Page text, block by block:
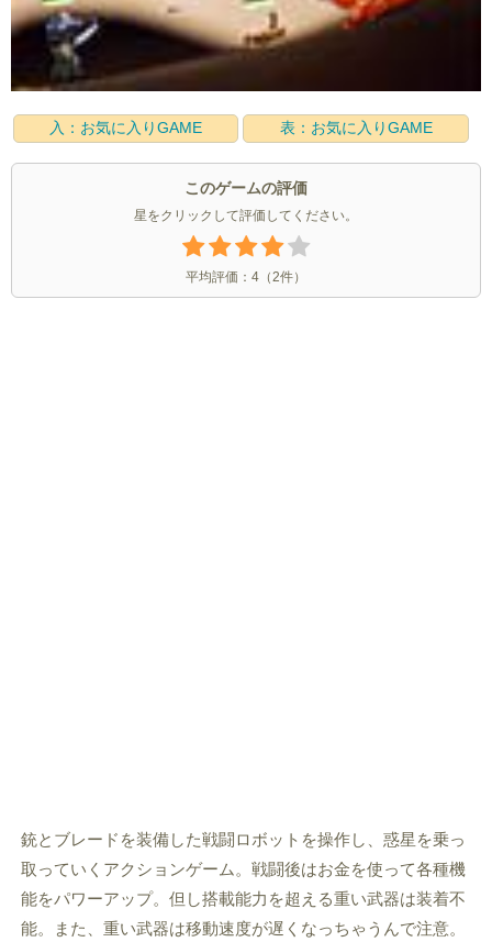
入：お気に入りGAME 表：お気に入りGAME
このゲームの評価
星をクリックして評価してください。
平均評価： 4 （2件）
銃とブレードを装備した戦闘ロボットを操作し、惑星を乗っ
取っていくアクションゲーム。戦闘後はお金を使って各種機
能をパワーアップ。但し搭載能力を超える重い武器は装着不
能。また、重い武器は移動速度が遅くなっちゃうんで注意。